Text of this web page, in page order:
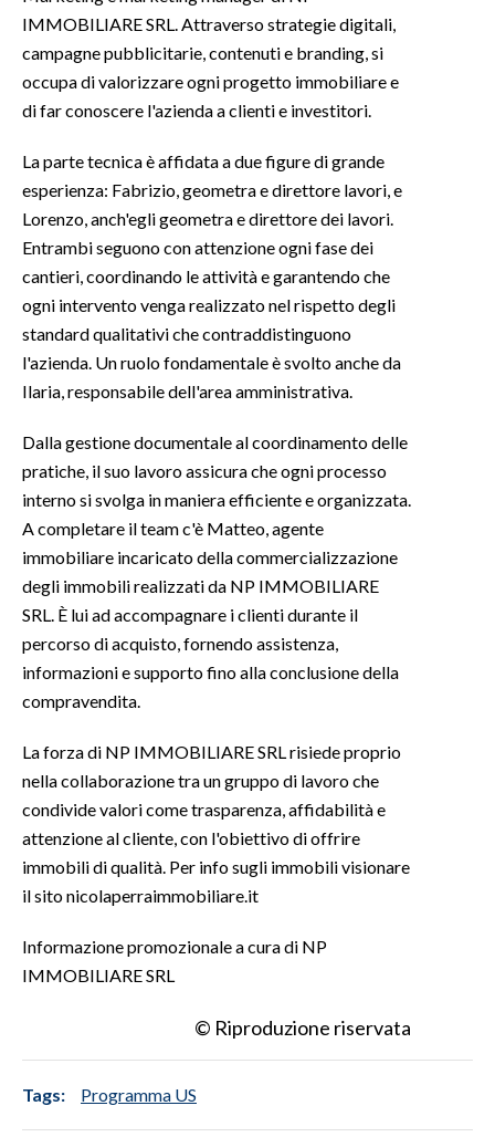
#CARAUNIONE
3 MINUTI CON
INFO AZIENDE
ABBONATI
PUBBLICITÀ
SPIAGGE
STORE
IMMOBILIARE SRL. Attraverso strategie digitali,
campagne pubblicitarie, contenuti e branding, si
occupa di valorizzare ogni progetto immobiliare e
di far conoscere l'azienda a clienti e investitori.
La parte tecnica è affidata a due figure di grande
esperienza: Fabrizio, geometra e direttore lavori, e
Lorenzo, anch'egli geometra e direttore dei lavori.
Entrambi seguono con attenzione ogni fase dei
cantieri, coordinando le attività e garantendo che
ogni intervento venga realizzato nel rispetto degli
standard qualitativi che contraddistinguono
l'azienda. Un ruolo fondamentale è svolto anche da
Ilaria, responsabile dell'area amministrativa.
Dalla gestione documentale al coordinamento delle
pratiche, il suo lavoro assicura che ogni processo
interno si svolga in maniera efficiente e organizzata.
A completare il team c'è Matteo, agente
immobiliare incaricato della commercializzazione
degli immobili realizzati da NP IMMOBILIARE
SRL. È lui ad accompagnare i clienti durante il
percorso di acquisto, fornendo assistenza,
informazioni e supporto fino alla conclusione della
compravendita.
La forza di NP IMMOBILIARE SRL risiede proprio
nella collaborazione tra un gruppo di lavoro che
condivide valori come trasparenza, affidabilità e
attenzione al cliente, con l'obiettivo di offrire
immobili di qualità. Per info sugli immobili visionare
il sito nicolaperraimmobiliare.it
Informazione promozionale a cura di NP
IMMOBILIARE SRL
© Riproduzione riservata
Tags: Programma US